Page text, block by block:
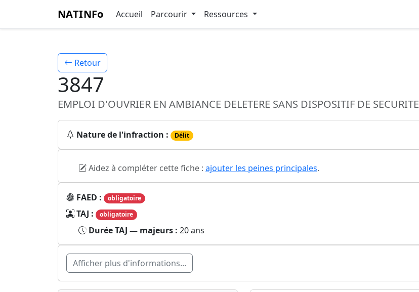
NATINFo Accueil Parcourir Ressources
Retour
3847
EMPLOI D'OUVRIER EN AMBIANCE DELETERE SANS DISPOSITIF DE SECURITE
Nature de l'infraction : Délit
Aidez à compléter cette fiche : ajouter les peines principales.
FAED : obligatoire
TAJ : obligatoire
Durée TAJ — majeurs : 20 ans
Afficher plus d'informations...